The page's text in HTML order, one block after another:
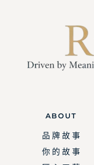
ABOUT
品 牌 故 事
你 的 故 事